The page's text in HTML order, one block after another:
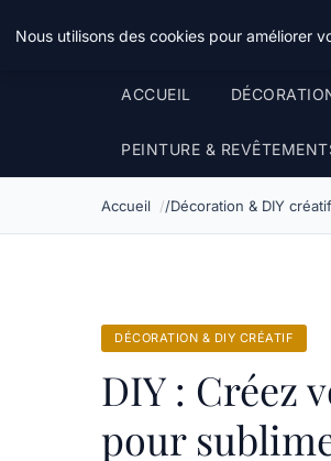
Atelier Designers
ACCUEIL
PEINTURE &
Accueil Décoration & DIY créatif
DÉCORATION & DIY CRÉATIF
DIY : Créez
pour
Nous utilisons des cookies pour améliorer